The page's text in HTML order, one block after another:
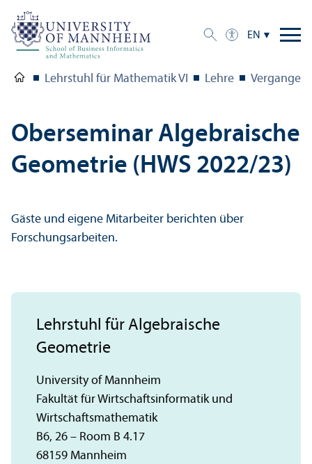
EN
Lehrstuhl für Mathematik VI Lehre
Oberseminar Algebraische
Geometrie (HWS 2022/23)
Gäste und eigene Mitarbeiter berichten über
Forschungsarbeiten.
Lehrstuhl für Algebraische
Geometrie
University of Mannheim
Fakultät für Wirtschaftsinformatik und
Wirtschaftsmathematik
B6, 26 – Room B 4.17
68159 Mannheim